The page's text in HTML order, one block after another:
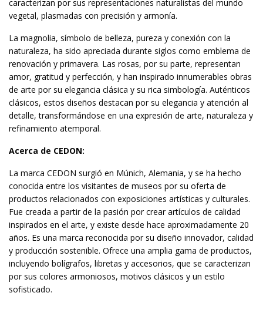
caracterizan por sus representaciones naturalistas del mundo
vegetal, plasmadas con precisión y armonía.
La magnolia, símbolo de belleza, pureza y conexión con la
naturaleza, ha sido apreciada durante siglos como emblema de
renovación y primavera. Las rosas, por su parte, representan
amor, gratitud y perfección, y han inspirado innumerables obras
de arte por su elegancia clásica y su rica simbología. Auténticos
clásicos, estos diseños destacan por su elegancia y atención al
detalle, transformándose en una expresión de arte, naturaleza y
refinamiento atemporal.
Acerca de CEDON:
La marca CEDON surgió en Múnich, Alemania, y se ha hecho
conocida entre los visitantes de museos por su oferta de
productos relacionados con exposiciones artísticas y culturales.
Fue creada a partir de la pasión por crear artículos de calidad
inspirados en el arte, y existe desde hace aproximadamente 20
años. Es una marca reconocida por su diseño innovador, calidad
y producción sostenible. Ofrece una amplia gama de productos,
incluyendo bolígrafos, libretas y accesorios, que se caracterizan
por sus colores armoniosos, motivos clásicos y un estilo
sofisticado.